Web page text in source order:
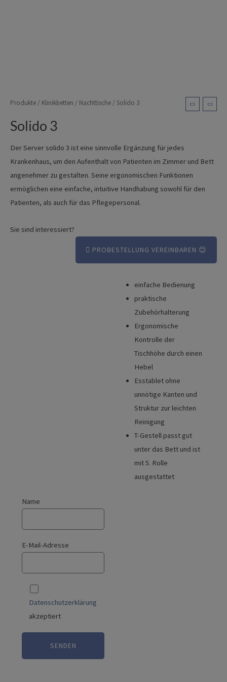
Produkte / Klinikbetten / Nachttische / Solido 3
Solido 3
Der Server solido 3 ist eine sinnvolle Ergänzung für jedes
Krankenhaus, um den Aufenthalt von Patienten im Zimmer und Bett
angenehmer zu gestalten. Seine ergonomischen Funktionen
ermöglichen eine einfache, intuitive Handhabung sowohl für den
Patienten, als auch für das Pflegepersonal.
Sie sind interessiert?
PROBESTELLUNG VEREINBAREN 😊
einfache Bedienung
praktische
Zubehörhalterung
Ergonomische
Kontrolle der
Tischhöhe durch einen
Hebel
Esstablet ohne
unnötige Kanten und
Struktur zur leichten
Reinigung
T-Gestell passt gut
unter das Bett und ist
mit 5. Rolle
ausgestattet
Name
E-Mail-Adresse
Datenschutzerklärung
akzeptiert